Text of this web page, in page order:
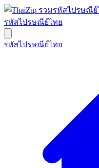
รหัสไปรษณีย์ไทย
รหัสไปรษณีย์ไทย